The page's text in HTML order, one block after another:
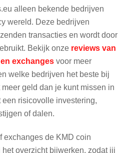
alleen bekende bedrijven
wereld. Deze bedrijven
transacties en wordt door
Bekijk onze reviews van
exchanges voor meer
welke bedrijven het beste bij
geld dan je kunt missen in
een risicovolle investering,
of dalen.
exchanges de KMD coin
overzicht bijwerken, zodat jij